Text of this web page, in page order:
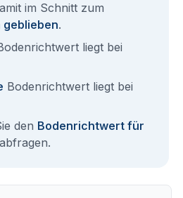
im Schnitt zum
geblieben.
liegt bei
Bodenrichtwert liegt bei
den Bodenrichtwert für
abfragen.